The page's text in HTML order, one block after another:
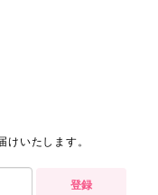
いたします。
登録